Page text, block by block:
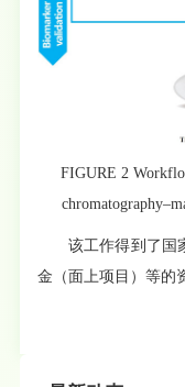
FIGURE 2
该工作得到了国家
金（面上项目）等的